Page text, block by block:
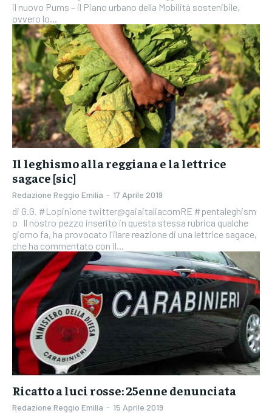
il nuovo Pums – il Piano urbano della Mobilità sostenibile,
ovvero lo...
Il leghismo alla reggiana e la lettrice
sagace [sic]
Redazione Reggio Emilia - 17 Aprile 2019
di G.G. #Lopinione twitter@gaiaitaliacomRE #pentaleghism
o Il nostro pezzo inserito in questa stessa rubrica qualche
giorno fa, ha provocato l'ilare reazione di una lettrice sagace,
che ha commentato con il...
Ricatto a luci rosse: 25enne denunciata
Redazione Reggio Emilia - 15 Aprile 2019